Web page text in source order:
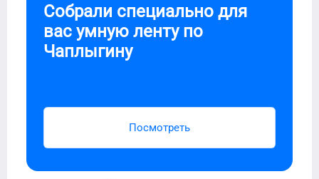
Собрали специально для
вас умную ленту по
Чаплыгину
Посмотреть